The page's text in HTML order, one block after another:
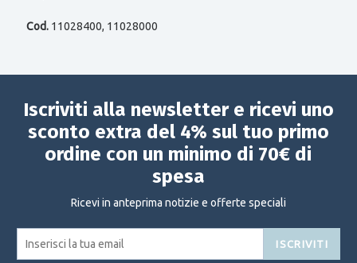
Cod.11028400, 11028000
Iscriviti alla newsletter e ricevi uno
sconto extra del 4% sul tuo primo
ordine con un minimo di 70€ di
spesa
Ricevi in anteprima notizie e offerte speciali
ISCRIVITI